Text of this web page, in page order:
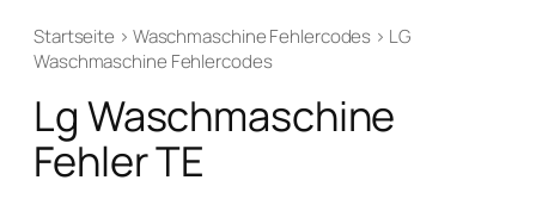
Startseite › Waschmaschine Fehlercodes › LG
Waschmaschine Fehlercodes
Lg Waschmaschine
Fehler TE